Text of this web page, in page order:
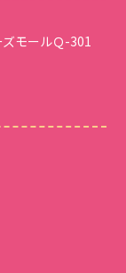
モールＱ-301